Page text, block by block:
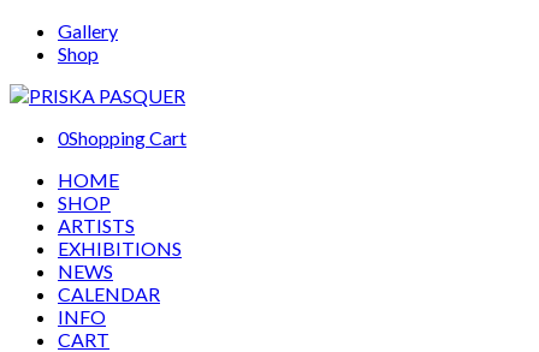
Gallery
Shop
0Shopping Cart
HOME
SHOP
ARTISTS
EXHIBITIONS
NEWS
CALENDAR
INFO
CART